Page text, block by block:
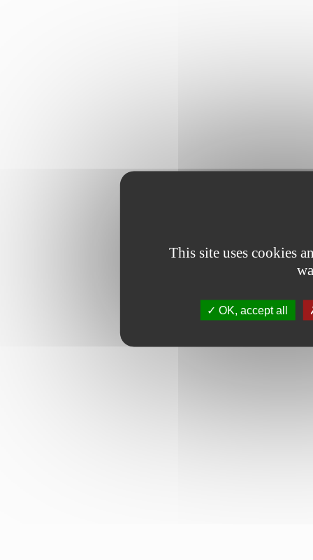
This site uses cookies
OK, accept all